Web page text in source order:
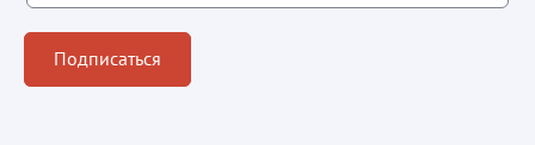
Подписаться